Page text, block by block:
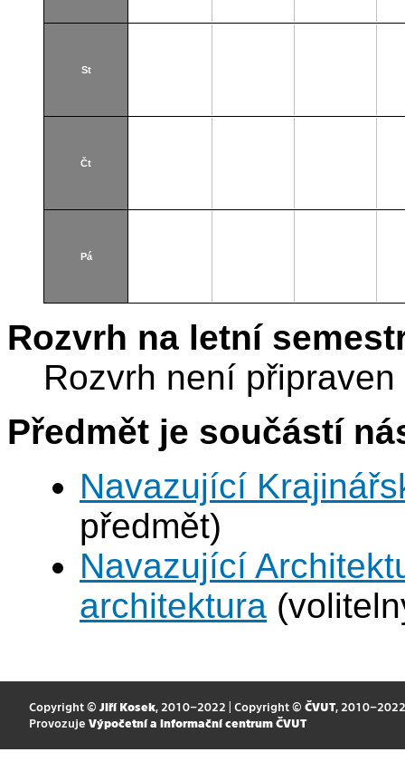
St
Čt
Pá
Rozvrh na letní
Rozvrh není připraven
Předmět je součástí
Navazující
předmět)
Navazující
architektura
Copyright © Jiří Kosek, 2010–2022 | Copyright © ČVUT, 2010–2022
Provozuje Výpočetní a informační centrum ČVUT